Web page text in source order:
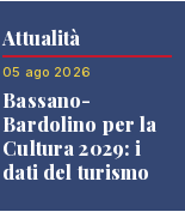
Attualità
05 ago 2026
Bassano-
Bardolino per la
Cultura 2029: i
dati del turismo